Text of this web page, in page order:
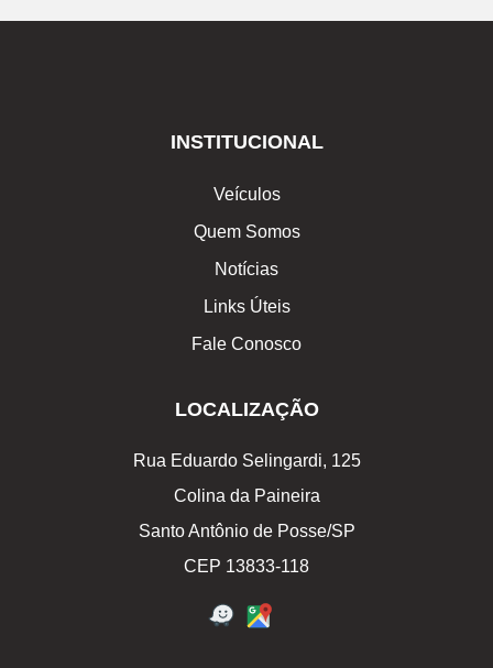
INSTITUCIONAL
Veículos
Quem Somos
Notícias
Links Úteis
Fale Conosco
LOCALIZAÇÃO
Rua Eduardo Selingardi, 125
Colina da Paineira
Santo Antônio de Posse/SP
CEP 13833-118